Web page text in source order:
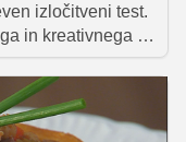
izločitveni test.
in kreativnega –
identiteto.
najboljši
pripraviti jedi, s
moral oditi domov.